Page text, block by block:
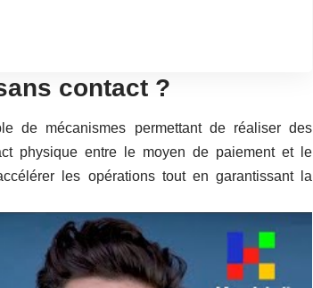
contact ?
de mécanismes permettant de réaliser des
physique entre le moyen de paiement et le
les opérations tout en garantissant la